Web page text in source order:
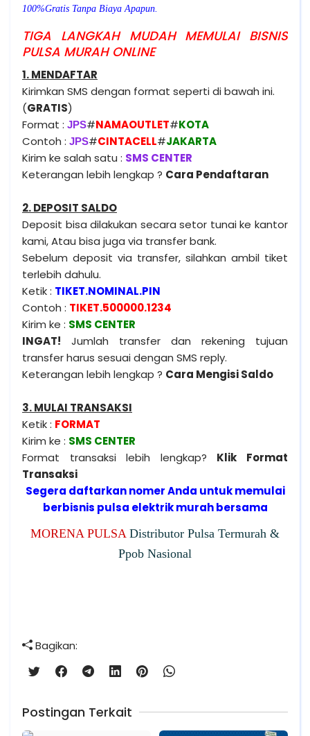
100%Gratis Tanpa Biaya Apapun.
TIGA LANGKAH MUDAH MEMULAI BISNIS
PULSA MURAH ONLINE
1. MENDAFTAR
Kirimkan SMS dengan format seperti di bawah ini.
(GRATIS)
Format : JPS#NAMAOUTLET#KOTA
Contoh : JPS#CINTACELL#JAKARTA
Kirim ke salah satu : SMS CENTER
Keterangan lebih lengkap ? Cara Pendaftaran
2. DEPOSIT SALDO
Deposit bisa dilakukan secara setor tunai ke kantor
kami, Atau bisa juga via transfer bank.
Sebelum deposit via transfer, silahkan ambil tiket
terlebih dahulu.
Ketik : TIKET.NOMINAL.PIN
Contoh : TIKET.500000.1234
Kirim ke : SMS CENTER
INGAT! Jumlah transfer dan rekening tujuan
transfer harus sesuai dengan SMS reply.
Keterangan lebih lengkap ? Cara Mengisi Saldo
3. MULAI TRANSAKSI
Ketik : FORMAT
Kirim ke : SMS CENTER
Format transaksi lebih lengkap? Klik Format
Transaksi
Segera daftarkan nomer Anda untuk memulai
berbisnis pulsa elektrik murah bersama
MORENA PULSA Distributor Pulsa Termurah &
Ppob Nasional
Bagikan:
Postingan Terkait